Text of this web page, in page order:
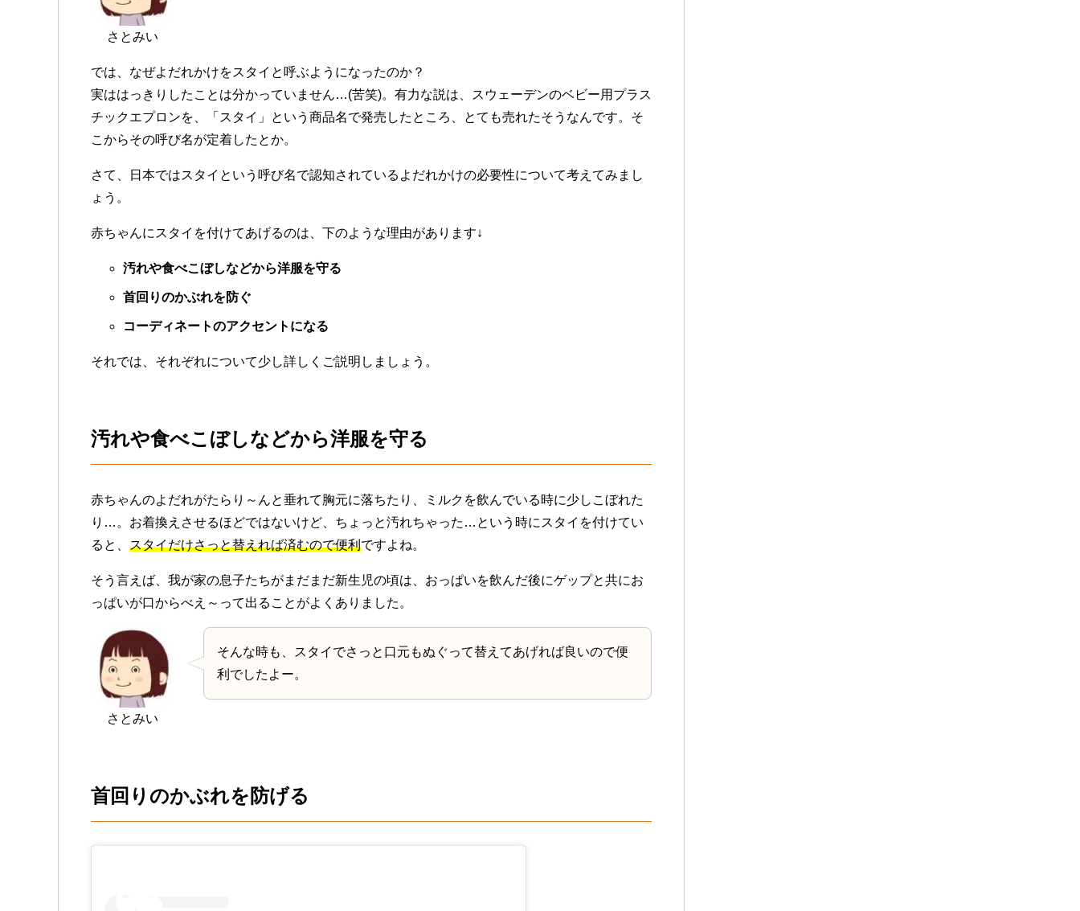
さとみい
では、なぜよだれかけをスタイと呼ぶようになったのか？
実ははっきりしたことは分かっていません…(苦笑)。有力な説は、
スウェーデンのベビー用プラス
チックエプロンを、「スタイ」という商品名で発売したところ、とても売れたそうなんです。そ
こからその呼び名が定着した とか。
さて、日本ではスタイという呼び名で認知されているよだれかけの必要性について考えてみまし
ょう。
赤ちゃんにスタイを付けてあげるのは、下のような理由があります↓
汚れや食べこぼしなどから洋服を守る
首回りのかぶれを防ぐ
コーディネートのアクセントになる
それでは、それぞれについて少し詳しくご説明しましょう。
汚れや食べこぼしなどから洋服を守る
赤ちゃんのよだれがたらり～んと垂れて胸元に落ちたり、ミルクを飲んでいる時に少しこぼれた
り…。お着換えさせるほどではないけど、ちょっと汚れちゃった…という時にスタイを付けてい
ると、 スタイだけさっと替えれば済むので便利ですよね。
そう言えば、我が家の息子たちがまだまだ新生児の頃は、おっぱいを飲んだ後にゲップと共にお
っぱいが口からべえ～って出ることがよくありました。
さとみい
そんな時も、スタイでさっと口元もぬぐって替えてあげれば良いので便
利でしたよー。
首回りのかぶれを防げる